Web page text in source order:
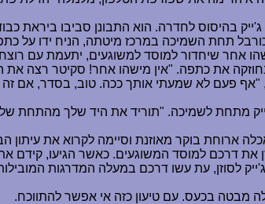
בהיסוס לחדרה. הוא התבונן סביבו ביראת
תחת השמיכה במרכז מיטתה, הניח ידו על
אחר שיחדור למוסד למשוגעים, יתעמת עם
בחוזקה את כתפה. "אין מישהו אחר! סקיטר רצה
"אף פעם לא שמעתי אותך ככה. טוב, בסדר, אם
מתחת לשמיכה. "תוריד את היד שלך מהתחת
בוקר מאוזנת וסיימה לקרוא את עיתון
את דרכם למוסד המשוגעים. כאשר הגיעו, קידם
לסוזן, עת עשו דרכם במעלה המדרגות
מבטה בכעס. עם טיעון כזה אי אפשר להתווכח.